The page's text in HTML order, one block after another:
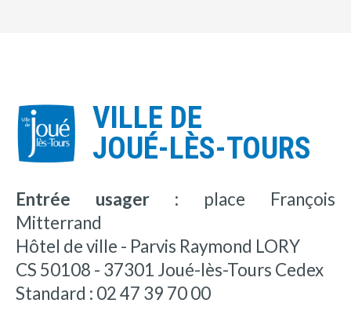
VILLE DE
JOUÉ-LÈS-TOURS
Entrée usager : place François
Mitterrand
Hôtel de ville - Parvis Raymond LORY
CS 50108 - 37301 Joué-lès-Tours Cedex
Standard : 02 47 39 70 00